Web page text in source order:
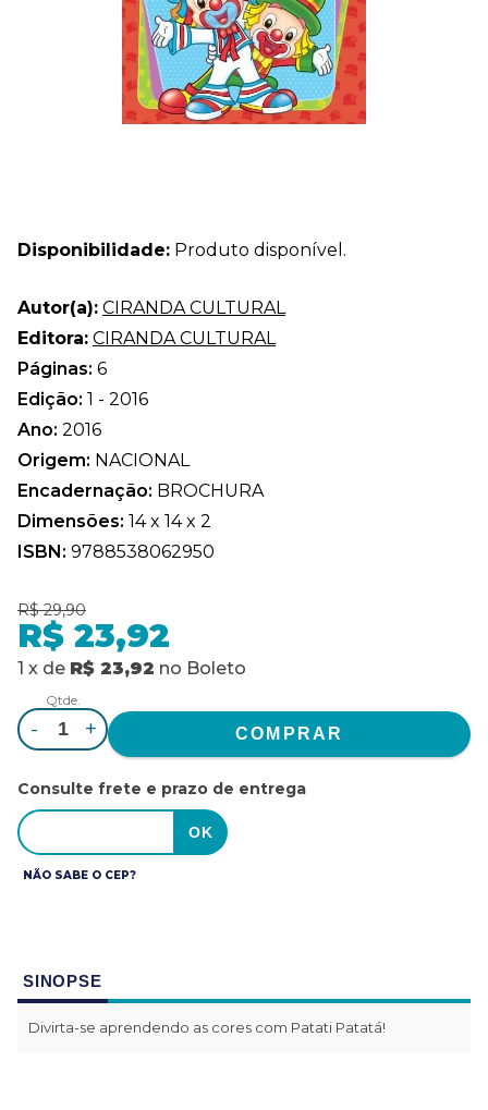
Disponibilidade: Produto disponível.
Autor(a): CIRANDA CULTURAL
Editora: CIRANDA CULTURAL
Páginas: 6
Edição: 1 - 2016
Ano: 2016
Origem: NACIONAL
Encadernação: BROCHURA
Dimensões: 14 x 14 x 2
ISBN: 9788538062950
R$ 29,90
R$ 23,92
1 x de R$ 23,92 no Boleto
Qtde.
- +
Consulte frete e prazo de entrega
NÃO SABE O CEP?
SINOPSE
Divirta-se aprendendo as cores com Patati Patatá!